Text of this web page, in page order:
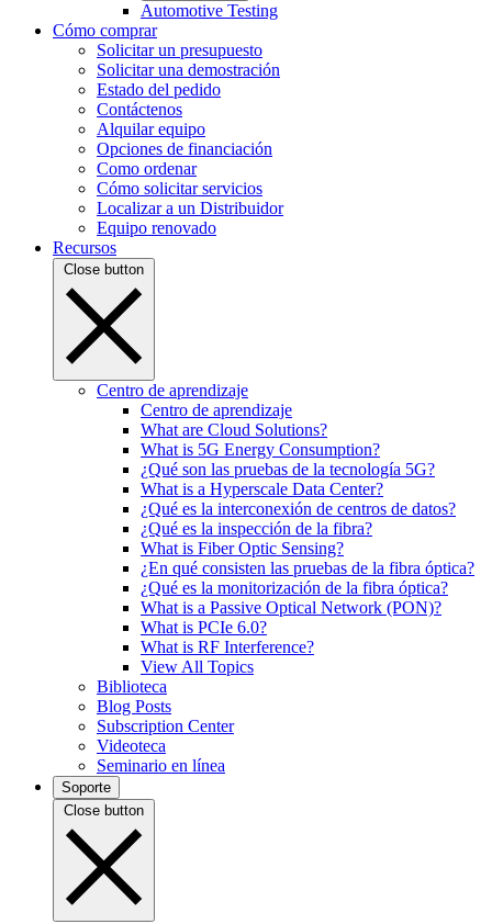
Automotive Testing
Cómo comprar
Solicitar un presupuesto
Solicitar una demostración
Estado del pedido
Contáctenos
Alquilar equipo
Opciones de financiación
Como ordenar
Cómo solicitar servicios
Localizar a un Distribuidor
Equipo renovado
Recursos
Close button
Centro de aprendizaje
Centro de aprendizaje
What are Cloud Solutions?
What is 5G Energy Consumption?
¿Qué son las pruebas de la tecnología 5G?
What is a Hyperscale Data Center?
¿Qué es la interconexión de centros de datos?
¿Qué es la inspección de la fibra?
What is Fiber Optic Sensing?
¿En qué consisten las pruebas de la fibra óptica?
¿Qué es la monitorización de la fibra óptica?
What is a Passive Optical Network (PON)?
What is PCIe 6.0?
What is RF Interference?
View All Topics
Biblioteca
Blog Posts
Subscription Center
Videoteca
Seminario en línea
Soporte
Close button